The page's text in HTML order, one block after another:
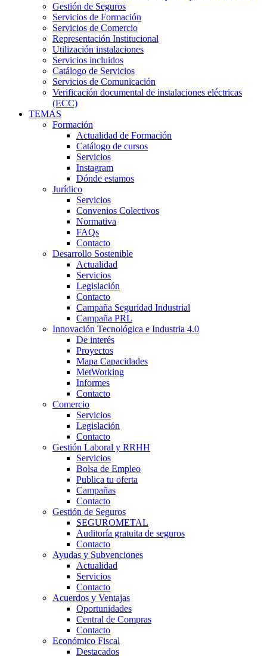
Gestión de Seguros
Servicios de Formación
Servicios de Comercio
Representación Institucional
Utilización instalaciones
Servicios incluidos
Catálogo de Servicios
Servicios de Comunicación
Verificación documental de instalaciones eléctricas
(ECC)
TEMAS
Formación
Actualidad de Formación
Catálogo de cursos
Servicios
Instagram
Dónde estamos
Jurídico
Servicios
Convenios Colectivos
Normativa
FAQs
Contacto
Desarrollo Sostenible
Actualidad
Servicios
Legislación
Contacto
Campaña Seguridad Industrial
Campaña PRL
Innovación Tecnológica e Industria 4.0
De interés
Proyectos
Mapa Capacidades
MetWorking
Informes
Contacto
Comercio
Servicios
Legislación
Contacto
Gestión Laboral y RRHH
Servicios
Bolsa de Empleo
Publica tu oferta
Campañas
Contacto
Gestión de Seguros
SEGUROMETAL
Auditoría gratuita de seguros
Contacto
Ayudas y Subvenciones
Actualidad
Servicios
Contacto
Acuerdos y Ventajas
Oportunidades
Central de Compras
Contacto
Económico Fiscal
Destacados